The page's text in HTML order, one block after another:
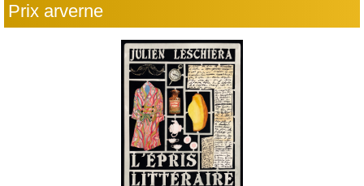
Prix arverne